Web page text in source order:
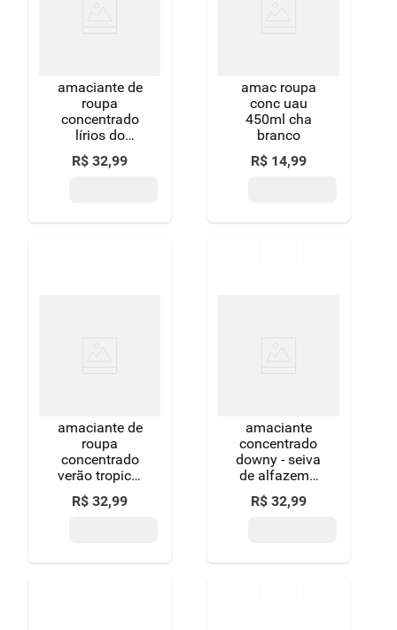
amaciante de
roupa
concentrado
lírios do
campo downy
frasco 1,5l
R$ 32,99
amac roupa
conc uau
450ml cha
branco
R$ 14,99
amaciante de
roupa
concentrado
verão tropical
downy frasco
1,5l
R$ 32,99
amaciante
concentrado
downy - seiva
de alfazema
R$ 32,99